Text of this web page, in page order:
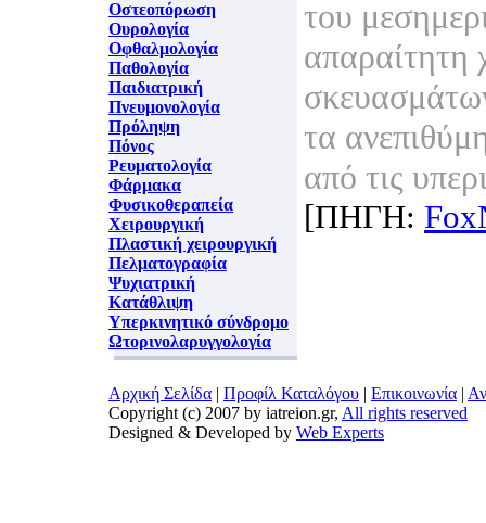
Οστεοπόρωση
Ουρολογία
Οφθαλμολογία
Παθολογία
Παιδιατρική
Πνευμονολογία
Πρόληψη
Πόνος
Ρευματολογία
Φάρμακα
Φυσικοθεραπεία
Χειρουργική
Πλαστική χειρουργική
Πελματογραφία
Ψυχιατρική
Κατάθλιψη
Υπερκινητικό σύνδρομο
Ωτορινολαρυγγολογία
του
απαραίτητη
τα
από τις
[ΠΗΓΗ:
Αρχική Σελίδα | Προφίλ Καταλόγου | Επικοινωνία |
Copyright (c) 2007 by iatreion.gr, All rights reserved
Designed & Developed by Web Experts